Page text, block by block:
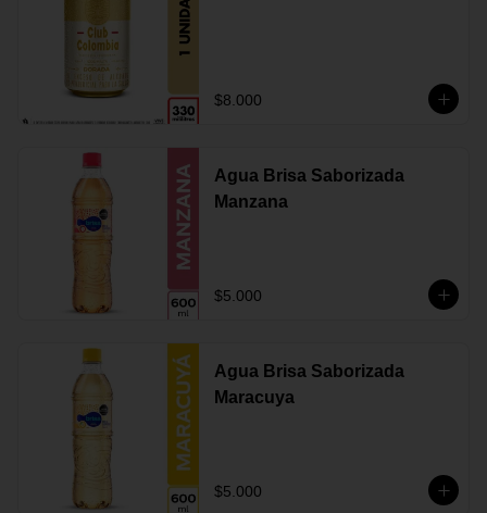
$8.000
Agua Brisa Saborizada
Manzana
$5.000
Agua Brisa Saborizada
Maracuya
$5.000